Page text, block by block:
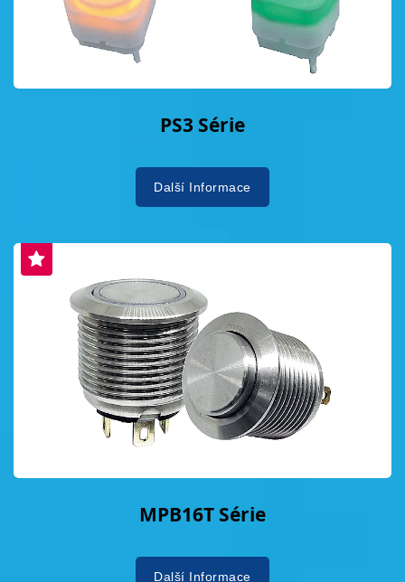
PS3 Série
Další Informace
MPB16T Série
Další Informace